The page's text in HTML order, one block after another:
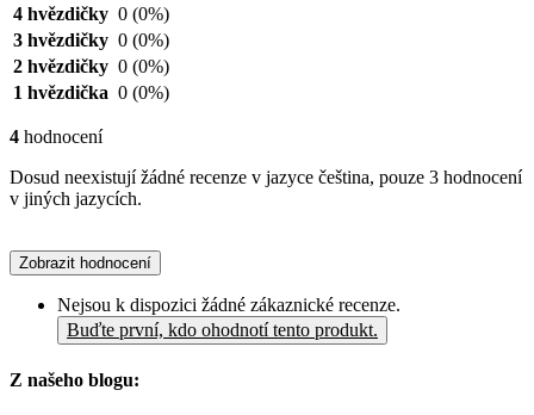
4 hvězdičky 0 (0%)
3 hvězdičky 0 (0%)
2 hvězdičky 0 (0%)
1 hvězdička 0 (0%)
4 hodnocení
Dosud neexistují žádné recenze v jazyce čeština, pouze 3 hodnocení
v jiných jazycích.
Zobrazit hodnocení
Nejsou k dispozici žádné zákaznické recenze.
Buďte první, kdo ohodnotí tento produkt.
Z našeho blogu: